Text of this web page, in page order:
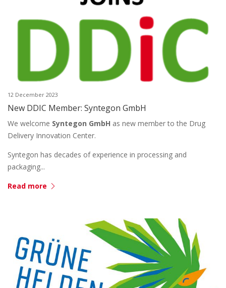
12 December 2023
New DDIC Member: Syntegon GmbH
We welcome Syntegon GmbH as new member to the Drug
Delivery Innovation Center.
Syntegon has decades of experience in processing and
packaging...
Read more